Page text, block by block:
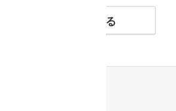
お気に入りに追加する